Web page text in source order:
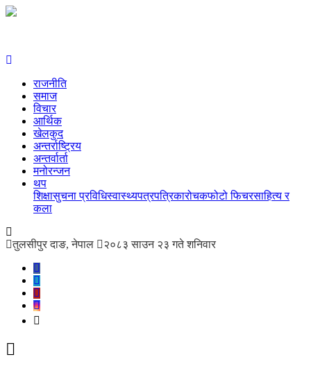
राजनीति
समाज
विचार
आर्थिक
खेलकुद
अन्तर्राष्ट्रिय
अन्तर्वार्ता
मनोरन्जन
थप
शिक्षासुचना प्रविधिस्वास्थ्यपत्रपत्रिकारोचकफोटो फिचरसाहित्य र
कला
तुलसीपुर दाङ, नेपाल २०८३ साउन २३ गते शनिवार